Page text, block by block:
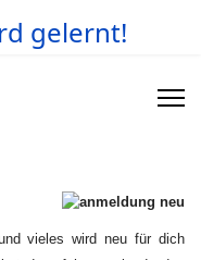
gelernt!
vieles wird neu für dich